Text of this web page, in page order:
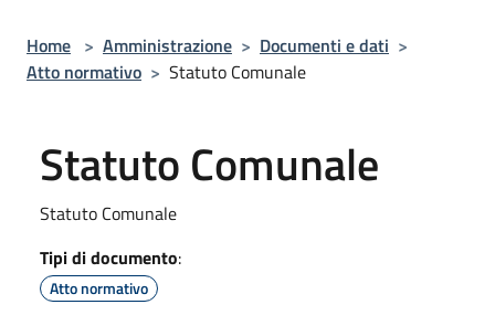
Home > Amministrazione > Documenti e dati >
Atto normativo > Statuto Comunale
Statuto Comunale
Statuto Comunale
Tipi di documento:
Atto normativo